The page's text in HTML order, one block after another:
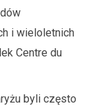
i wieloletnich
Centre du
byli często